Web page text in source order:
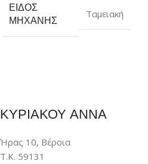
ΕΊΔΟΣ
ΜΗΧΑΝΉΣ
Ταμειακή
ΚΥΡΙΑΚΟΥ ΑΝΝΑ
Ήρας 10, Βέροια
Τ.Κ. 59131